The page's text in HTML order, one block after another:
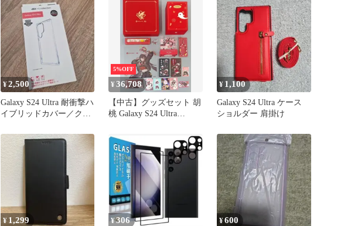
¥2,500
Galaxy S24 Ultra 耐衝撃ハ
イブリッドカバー／クリ
5%OFF
¥36,708
【中古】グッズセット 胡
桃 Galaxy S24 Ultra
Edition(コラボアクセサリ
ーセット) 「原神
×Galaxy」
¥ 1,100
Galaxy S24 Ultra ケース
ショルダー 肩掛け
¥ 1,299 ¥306 ¥600